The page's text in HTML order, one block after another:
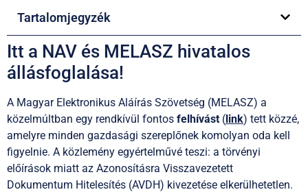
Tartalomjegyzék
Itt a NAV és MELASZ hivatalos
állásfoglalása!
A Magyar Elektronikus Aláírás Szövetség (MELASZ) a
közelmúltban egy rendkívül fontos felhívást (link) tett közzé,
amelyre minden gazdasági szereplőnek komolyan oda kell
figyelnie. A közlemény egyértelművé teszi: a törvényi
előírások miatt az Azonosításra Visszavezetett
Dokumentum Hitelesítés (AVDH) kivezetése elkerülhetetlen.